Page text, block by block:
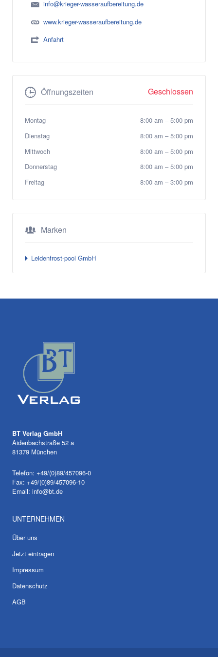
info@krieger-wasseraufbereitung.de
www.krieger-wasseraufbereitung.de
Anfahrt
Öffnungszeiten Geschlossen
Montag 8:00 am –5:00 pm
Dienstag
8:00 am –5:00 pm
Mittwoch
8:00 am –5:00 pm
Donnerstag
8:00 am –5:00 pm
Freitag
8:00 am –3:00 pm
Marken
Leidenfrost-pool GmbH
BT Verlag GmbH
Aidenbachstraße 52 a
81379 München
Telefon: +49/(0)89/457096-0
Fax: +49/(0)89/457096-10
Email: info@bt.de
UNTERNEHMEN
Über uns
Jetzt eintragen
Impressum
Datenschutz
AGB